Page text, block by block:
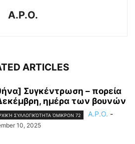
A.P.O.
ARTICLES
Συγκέντρωση – πορεία
ημέρα των βουνών
ΣΥΛΛΟΓΙΚΌΤΗΤΑ ΌΜΙΚΡΟΝ 72 A.P.O. -
10, 2025